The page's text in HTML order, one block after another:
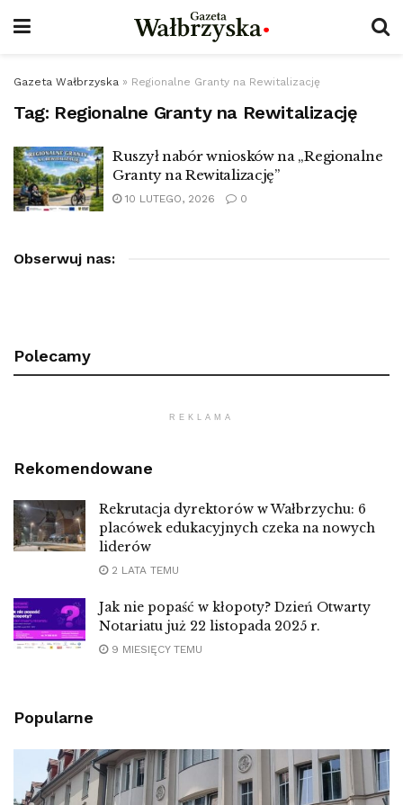
Gazeta Wałbrzyska » Regionalne Granty na Rewitalizację
Tag: Regionalne Granty na Rewitalizację
Ruszył nabór wniosków na „Regionalne
Granty na Rewitalizację”
10 LUTEGO, 2026 0
Obserwuj nas:
Polecamy
REKLAMA
Rekomendowane
Rekrutacja dyrektorów w Wałbrzychu: 6
placówek edukacyjnych czeka na nowych
liderów
2 LATA TEMU
Jak nie popaść w kłopoty? Dzień Otwarty
Notariatu już 22 listopada 2025 r.
9 MIESIĘCY TEMU
Popularne